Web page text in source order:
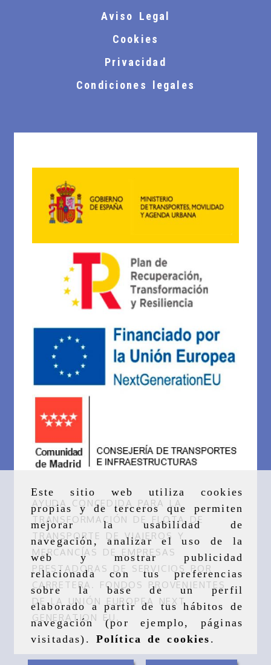
Este sitio web utiliza cookies
propias y de terceros que permiten
mejorar la usabilidad de
navegación, analizar el uso de la
web y mostrar publicidad
relacionada con tus preferencias
sobre la base de un perfil
elaborado a partir de tus hábitos de
navegación (por ejemplo, páginas
visitadas). Política de cookies .
Aviso Legal
Cookies
Privacidad
Condiciones legales
AYUDA CONCEDIDA PARA LA
TRANSFORMACIÓN DE FLOTA DE
TRANSPORTE DE VIAJEROS Y
MERCANCÍAS DE EMPRESAS
PRESTADORAS DE SERVICIOS POR
CARRETERA. FONDOS PROVENIENTES
DE LA UNIÓN EUROPEA NEXT
GENERATION EU.